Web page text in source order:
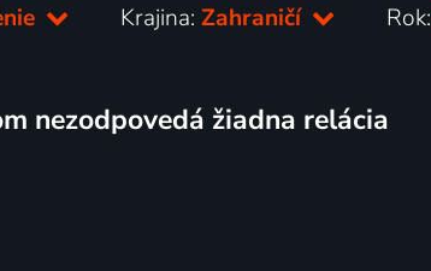
Krajina: Zahraničí Rok:
nezodpovedá žiadna relácia